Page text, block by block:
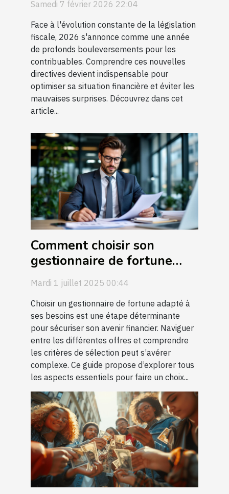
?
Samedi 7 février 2026 22:04
Face à l'évolution constante de la législation
fiscale, 2026 s'annonce comme une année
de profonds bouleversements pour les
contribuables. Comprendre ces nouvelles
directives devient indispensable pour
optimiser sa situation financière et éviter les
mauvaises surprises. Découvrez dans cet
article...
Comment choisir son
gestionnaire de fortune
pour sécuriser son avenir
financier ?
Mardi 1 juillet 2025 00:44
Choisir un gestionnaire de fortune adapté à
ses besoins est une étape déterminante
pour sécuriser son avenir financier. Naviguer
entre les différentes offres et comprendre
les critères de sélection peut s’avérer
complexe. Ce guide propose d’explorer tous
les aspects essentiels pour faire un choix...